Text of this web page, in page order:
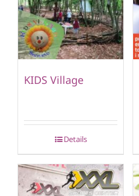
KIDS Village
Details